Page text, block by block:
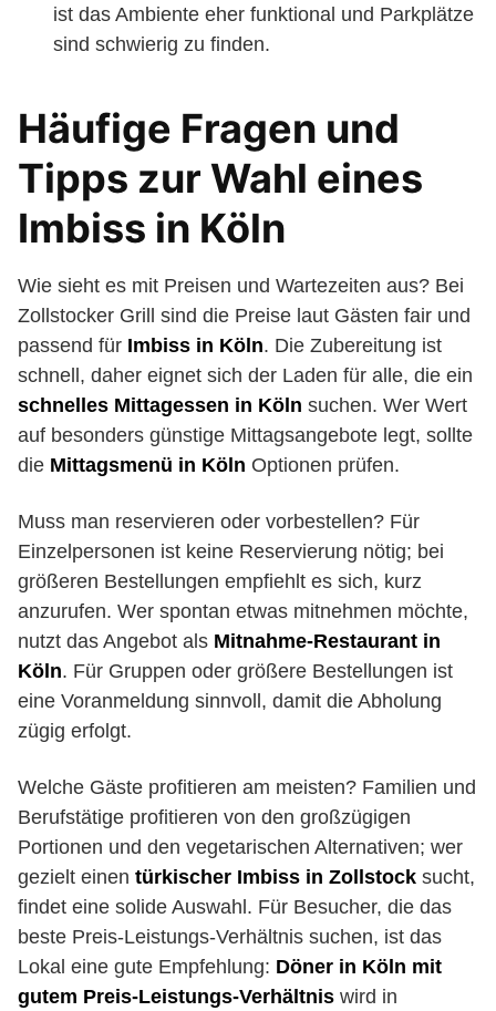
ist das Ambiente eher funktional und Parkplätze
sind schwierig zu finden.
Häufige Fragen und
Tipps zur Wahl eines
Imbiss in Köln
Wie sieht es mit Preisen und Wartezeiten aus? Bei
Zollstocker Grill sind die Preise laut Gästen fair und
passend für Imbiss in Köln. Die Zubereitung ist
schnell, daher eignet sich der Laden für alle, die ein
schnelles Mittagessen in Köln suchen. Wer Wert
auf besonders günstige Mittagsangebote legt, sollte
die Mittagsmenü in Köln Optionen prüfen.
Muss man reservieren oder vorbestellen? Für
Einzelpersonen ist keine Reservierung nötig; bei
größeren Bestellungen empfiehlt es sich, kurz
anzurufen. Wer spontan etwas mitnehmen möchte,
nutzt das Angebot als Mitnahme-Restaurant in
Köln. Für Gruppen oder größere Bestellungen ist
eine Voranmeldung sinnvoll, damit die Abholung
zügig erfolgt.
Welche Gäste profitieren am meisten? Familien und
Berufstätige profitieren von den großzügigen
Portionen und den vegetarischen Alternativen; wer
gezielt einen türkischer Imbiss in Zollstock sucht,
findet eine solide Auswahl. Für Besucher, die das
beste Preis-Leistungs-Verhältnis suchen, ist das
Lokal eine gute Empfehlung: Döner in Köln mit
gutem Preis-Leistungs-Verhältnis wird in